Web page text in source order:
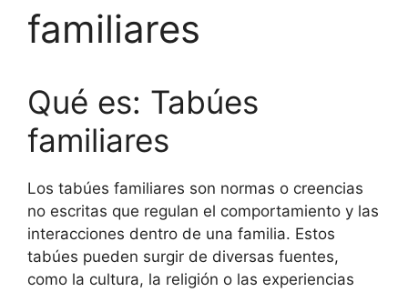
familiares
Qué es: Tabúes
familiares
Los tabúes familiares son normas o creencias
no escritas que regulan el comportamiento y las
interacciones dentro de una familia. Estos
tabúes pueden surgir de diversas fuentes,
como la cultura, la religión o las experiencias